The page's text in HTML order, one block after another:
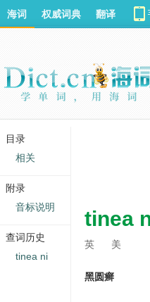
tinea
英 美
黑圆癣
海词 权威词典 翻译
目录
相关
附录
音标说明
查词历史
tinea ni